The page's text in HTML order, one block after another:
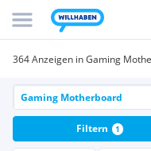
364 Anzeigen in Gaming
Filtern 1